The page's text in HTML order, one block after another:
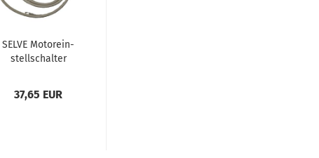
SELVE Mo­tor­ein­
stell­schal­ter
lung, mit
37,65 EUR